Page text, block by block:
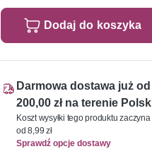
Dodaj do koszyka
Darmowa dostawa już od
200,00 zł na terenie
Koszt wysyłki tego produktu zaczyna
od 8,99 zł
Sprawdź opcje dostawy